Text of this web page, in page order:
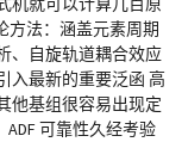
方法：涵盖元素周期
、自旋轨道耦合效应
入最新的重要泛函 高
他基组很容易出现定
可靠性久经考验